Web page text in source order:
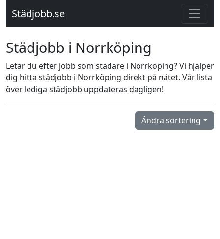
Städjobb.se
Städjobb i Norrköping
Letar du efter jobb som städare i Norrköping? Vi hjälper
dig hitta städjobb i Norrköping direkt på nätet. Vår lista
över lediga städjobb uppdateras dagligen!
Ändra sortering